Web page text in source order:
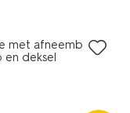
met afneembare
en deksel